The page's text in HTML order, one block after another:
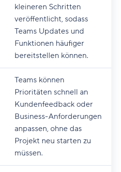
kleineren Schritten
veröffentlicht, sodass
Teams Updates und
Funktionen häufiger
bereitstellen können.
Teams können
Prioritäten schnell an
Kundenfeedback oder
Business-Anforderungen
anpassen, ohne das
Projekt neu starten zu
müssen.